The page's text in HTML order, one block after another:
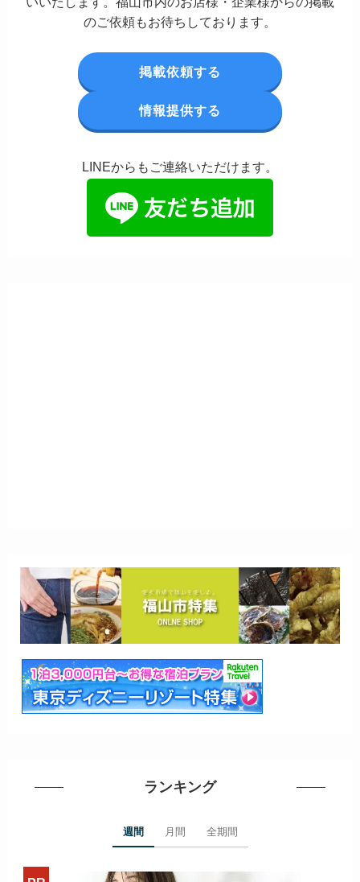
のご依頼もお待ちしております。
掲載依頼する
情報提供する
LINEからもご連絡いただけます。
ランキング
週間 月間 全期間